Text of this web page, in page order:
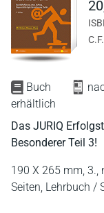
Buch
erhältlich
Das JURIQ
Besonderer Teil 3!
190 X 265 mm, 3.,
Seiten, Lehrbuch /